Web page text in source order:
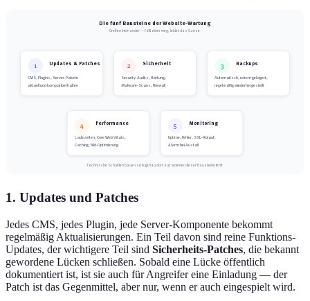
Die fünf Bausteine der Website-Wartung
Greifen ineinander — fällt einer weg, leidet das Ganze
1 Updates & Patches
CMS, Plugins, Server-Pakete
aktuell und kompatibel halten
2 Sicherheit
Security-Audits, Härtung,
Malware-Scans, Firewall
3 Backups
Automatisch, extern gelagert,
regelmäßig wiederhergestellt
4 Performance
Ladezeiten, Core Web Vitals,
Caching, Bild-Optimierung
5 Monitoring
Uptime, Fehler, SSL-Ablauf,
Alarm bei Ausfall
Technische Schulden bauen sich genau dort auf, wo einer dieser Bausteine fehlt
1. Updates und Patches
Jedes CMS, jedes Plugin, jede Server-Komponente bekommt
regelmäßig Aktualisierungen. Ein Teil davon sind reine Funktions-
Updates, der wichtigere Teil sind Sicherheits-Patches, die bekannt
gewordene Lücken schließen. Sobald eine Lücke öffentlich
dokumentiert ist, ist sie auch für Angreifer eine Einladung — der
Patch ist das Gegenmittel, aber nur, wenn er auch eingespielt wird.